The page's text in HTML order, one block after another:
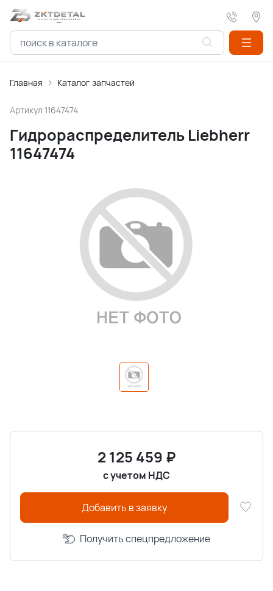
Главная Каталог запчастей
Артикул 11647474
Гидрораспределитель Liebherr
11647474
2 125 459 ₽
с учетом НДС
Добавить в заявку
Получить спецпредложение